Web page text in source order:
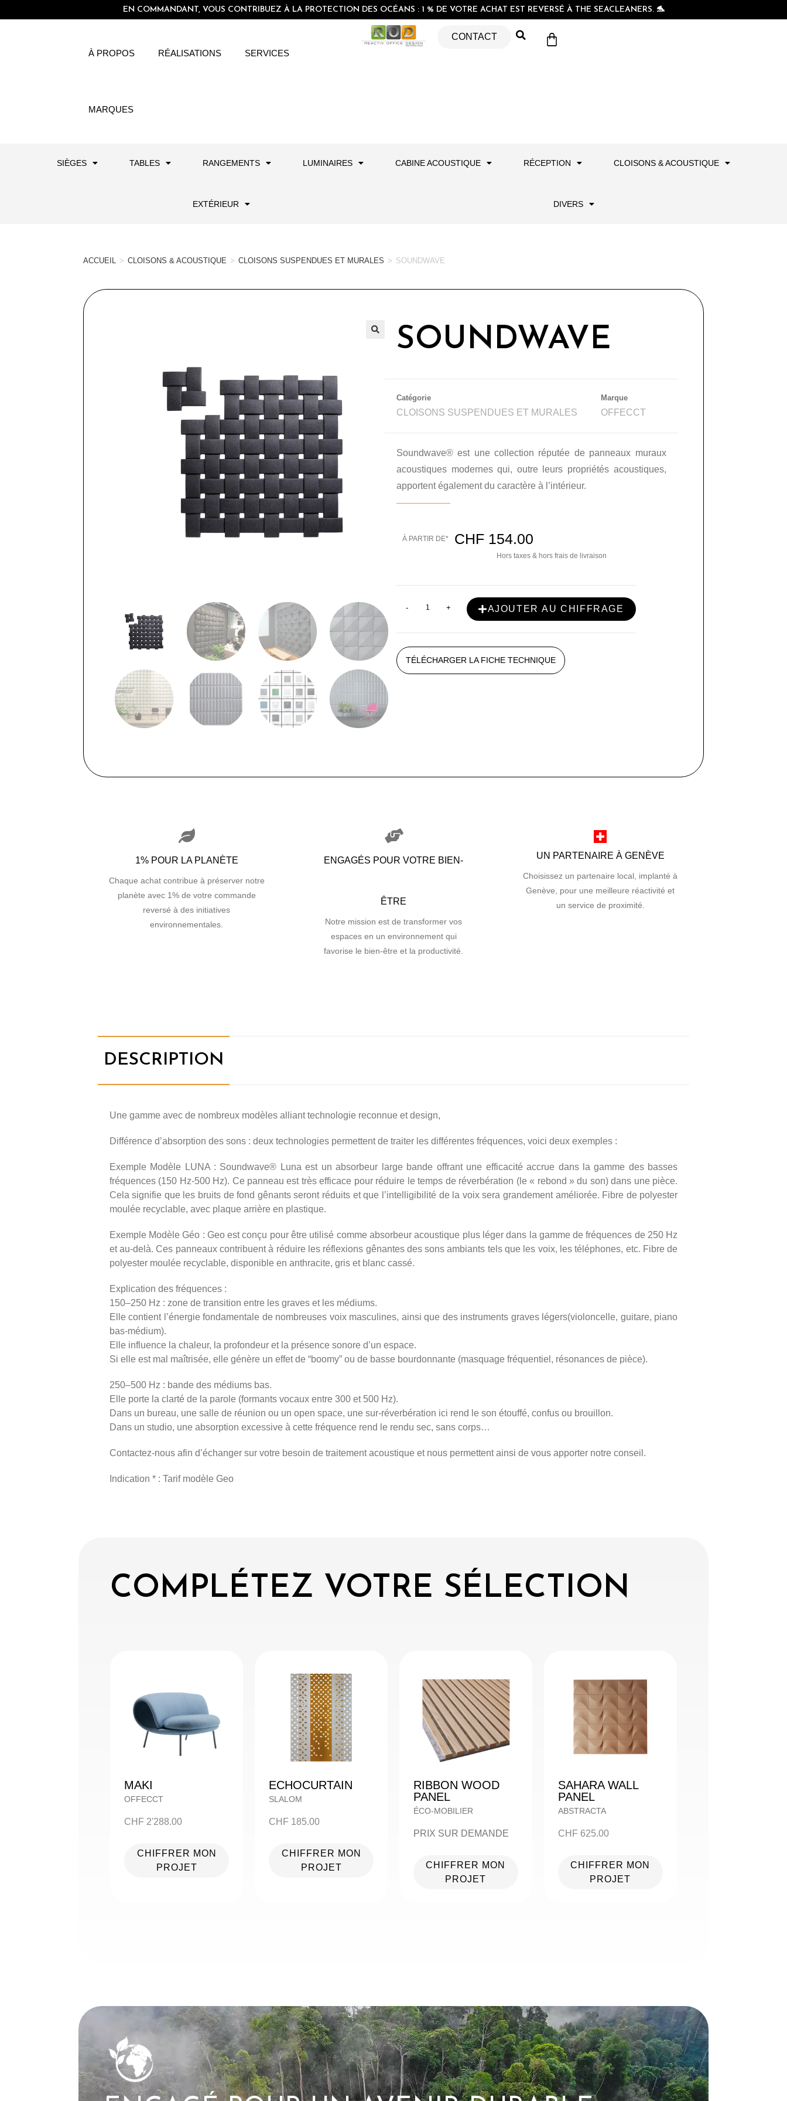
EN COMMANDANT, VOUS CONTRIBUEZ À LA PROTECTION DES OCÉANS : 1 % DE VOTRE ACHAT EST REVERSÉ À THE SEACLEANERS. 🐬
À PROPOS RÉALISATIONS SERVICES
MARQUES
CONTACT
SIÈGES TABLES RANGEMENTS LUMINAIRES CABINE ACOUSTIQUE RÉCEPTION CLOISONS & ACOUSTIQUE
EXTÉRIEUR DIVERS
ACCUEIL > CLOISONS & ACOUSTIQUE > CLOISONS SUSPENDUES ET MURALES > SOUNDWAVE
SOUNDWAVE
Catégorie
CLOISONS SUSPENDUES ET MURALES
Marque
OFFECCT
Soundwave® est une collection réputée de panneaux muraux
acoustiques modernes qui, outre leurs propriétés acoustiques,
apportent également du caractère à l’intérieur.
À PARTIR DE* CHF154.00
Hors taxes & hors frais de livraison
- + AJOUTER AU CHIFFRAGE
TÉLÉCHARGER LA FICHE TECHNIQUE
1% POUR LA PLANÈTE
Chaque achat contribue à préserver notre
planète avec 1% de votre commande
reversé à des initiatives
environnementales.
ENGAGÉS POUR VOTRE BIEN-
ÊTRE
Notre mission est de transformer vos
espaces en un environnement qui
favorise le bien-être et la productivité.
UN PARTENAIRE À GENÈVE
Choisissez un partenaire local, implanté à
Genève, pour une meilleure réactivité et
un service de proximité.
DESCRIPTION
Une gamme avec de nombreux modèles alliant technologie reconnue et design,
Différence d’absorption des sons : deux technologies permettent de traiter les différentes fréquences, voici deux exemples :
Exemple Modèle LUNA : Soundwave® Luna est un absorbeur large bande offrant une efficacité accrue dans la gamme des basses
fréquences (150 Hz-500 Hz). Ce panneau est très efficace pour réduire le temps de réverbération (le « rebond » du son) dans une pièce.
Cela signifie que les bruits de fond gênants seront réduits et que l’intelligibilité de la voix sera grandement améliorée. Fibre de polyester
moulée recyclable, avec plaque arrière en plastique.
Exemple Modèle Géo : Geo est conçu pour être utilisé comme absorbeur acoustique plus léger dans la gamme de fréquences de 250 Hz
et au-delà. Ces panneaux contribuent à réduire les réflexions gênantes des sons ambiants tels que les voix, les téléphones, etc. Fibre de
polyester moulée recyclable, disponible en anthracite, gris et blanc cassé.
Explication des fréquences :
150–250 Hz : zone de transition entre les graves et les médiums.
Elle contient l’énergie fondamentale de nombreuses voix masculines, ainsi que des instruments graves légers(violoncelle, guitare, piano
bas-médium).
Elle influence la chaleur, la profondeur et la présence sonore d’un espace.
Si elle est mal maîtrisée, elle génère un effet de “boomy” ou de basse bourdonnante (masquage fréquentiel, résonances de pièce).
250–500 Hz : bande des médiums bas.
Elle porte la clarté de la parole (formants vocaux entre 300 et 500 Hz).
Dans un bureau, une salle de réunion ou un open space, une sur-réverbération ici rend le son étouffé, confus ou brouillon.
Dans un studio, une absorption excessive à cette fréquence rend le rendu sec, sans corps…
Contactez-nous afin d’échanger sur votre besoin de traitement acoustique et nous permettent ainsi de vous apporter notre conseil.
Indication * : Tarif modèle Geo
COMPLÉTEZ VOTRE SÉLECTION
MAKI
OFFECCT
CHF 2'288.00
CHIFFRER MON
PROJET
ECHOCURTAIN
SLALOM
CHF 185.00
CHIFFRER MON
PROJET
RIBBON WOOD
PANEL
ÉCO-MOBILIER
PRIX SUR DEMANDE
CHIFFRER MON
PROJET
SAHARA WALL
PANEL
ABSTRACTA
CHF 625.00
CHIFFRER MON
PROJET